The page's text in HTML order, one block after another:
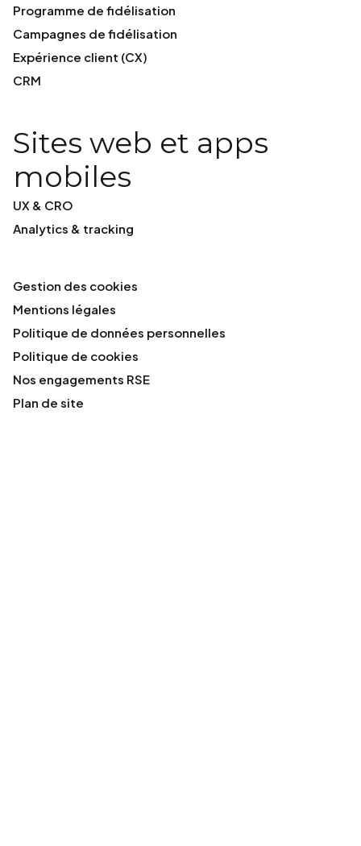
Programme de fidélisation
Campagnes de fidélisation
Expérience client (CX)
CRM
Sites web et apps
mobiles
UX & CRO
Analytics & tracking
Gestion des cookies
Mentions légales
Politique de données personnelles
Politique de cookies
Nos engagements RSE
Plan de site